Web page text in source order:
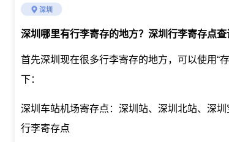
深圳
深圳哪里有行李寄存的地方？深圳行李寄存点查
首先深圳现在很多行李寄存的地方，可以使用“
下：
深圳车站机场寄存点：深圳站、深圳北站、深
行李寄存点